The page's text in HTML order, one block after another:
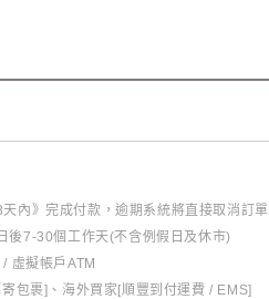
內》完成付款，逾期系統將直接取消訂單
後7-30個工作天(不含例假日及休市)
虛擬帳戶ATM
包裹]、海外買家[順豐到付運費 / EMS]